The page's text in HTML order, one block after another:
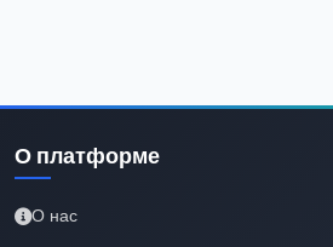
О платформе
О нас